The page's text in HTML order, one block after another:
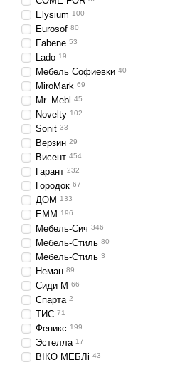
Elysium 100
Eurosof 80
Fabene 53
Lado 19
Мебель Софиевки 40
MiroMark 69
Mr. Mebl 45
Novelty 102
Sonit 33
Верзин 29
Висент 454
Гарант 232
Городок 67
ДОМ 133
ЕММ 196
Мебель-Сич 346
Мебель-Стиль 80
Мебель-Стиль 3
Неман 89
Сиди М 66
Спарта 2
ТИС 71
Феникс 199
Эстелла 17
ВІКО МЕБЛі 43